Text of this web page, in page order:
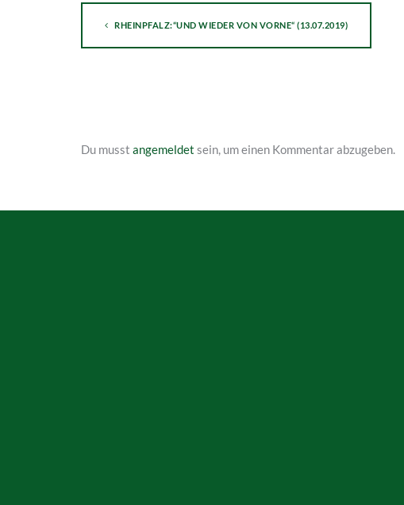
RHEINPFALZ:“UND WIEDER VON VORNE“ (13.07.2019)
Du musst angemeldet sein, um einen Kommentar abzugeben.